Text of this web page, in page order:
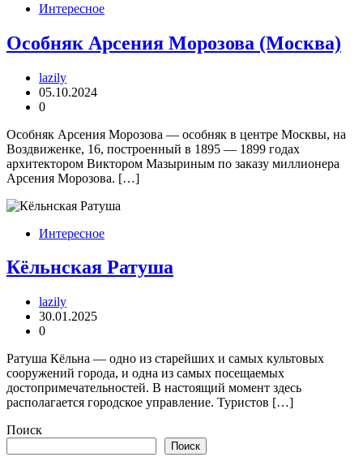
Интересное
Особняк Арсения Морозова (Москва)
lazily
05.10.2024
0
Особняк Арсения Морозова — особняк в центре Москвы, на
Воздвиженке, 16, построенный в 1895 — 1899 годах
архитектором Виктором Мазыриным по заказу миллионера
Арсения Морозова. […]
Интересное
Кёльнская Ратуша
lazily
30.01.2025
0
Ратуша Кёльна — одно из старейших и самых культовых
сооружений города, и одна из самых посещаемых
достопримечательностей. В настоящий момент здесь
располагается городское управление. Туристов […]
Поиск
Поиск